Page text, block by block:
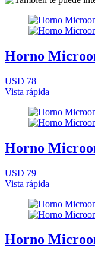
Horno
USD 78
Vista rápida
Horno
USD 79
Vista rápida
Horno